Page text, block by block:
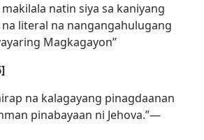
natin siya sa kaniyang
na literal na nangangahulugang
Magkagayon”
na kalagayang pinagdaanan
pinabayaan ni Jehova.”​—